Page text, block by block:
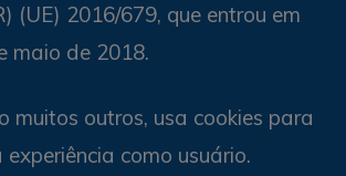
(UE) 2016/679, que entrou em
maio de 2018.
muitos outros, usa cookies para
como usuário.